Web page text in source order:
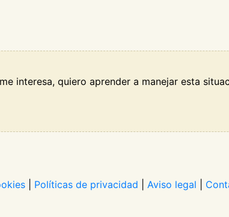
interesa, quiero aprender a manejar esta
| Políticas de privacidad Aviso legal